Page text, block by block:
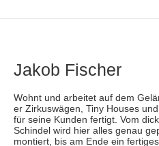
Jakob Fischer
Wohnt und arbeitet auf dem
er Zirkuswägen, Tiny Houses
für seine Kunden fertigt. Vom
Schindel wird hier alles genau
montiert, bis am Ende ein